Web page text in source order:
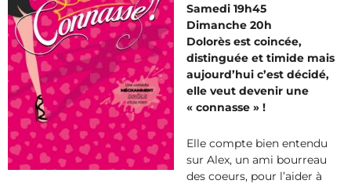
Samedi 19h45
Dimanche 20h
Dolorès est coincée,
distinguée et timide mais
aujourd’hui c’est décidé,
elle veut devenir une
« connasse » !
Elle compte bien entendu
sur Alex, un ami bourreau
des coeurs, pour l’aider à